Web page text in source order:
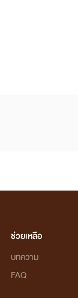
ช่วยเหลือ
บทความ
FAQ